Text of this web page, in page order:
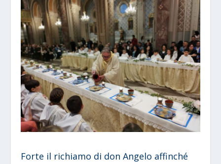
Forte il richiamo di don Angelo affinché